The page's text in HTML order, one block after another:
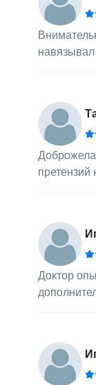
претензий
Доктор